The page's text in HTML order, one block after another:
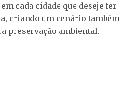
cada cidade que deseje ter
criando um cenário também
preservação ambiental.